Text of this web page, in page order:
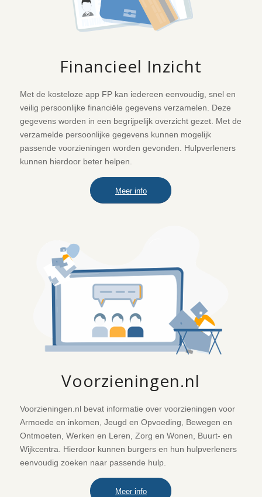
Financieel Inzicht
Met de kosteloze app FP kan iedereen eenvoudig, snel en
veilig persoonlijke financiële gegevens verzamelen. Deze
gegevens worden in een begrijpelijk overzicht gezet. Met de
verzamelde persoonlijke gegevens kunnen mogelijk
passende voorzieningen worden gevonden. Hulpverleners
kunnen hierdoor beter helpen.
Meer info
Voorzieningen.nl
Voorzieningen.nl bevat informatie over voorzieningen voor
Armoede en inkomen, Jeugd en Opvoeding, Bewegen en
Ontmoeten, Werken en Leren, Zorg en Wonen, Buurt- en
Wijkcentra. Hierdoor kunnen burgers en hun hulpverleners
eenvoudig zoeken naar passende hulp.
Meer info